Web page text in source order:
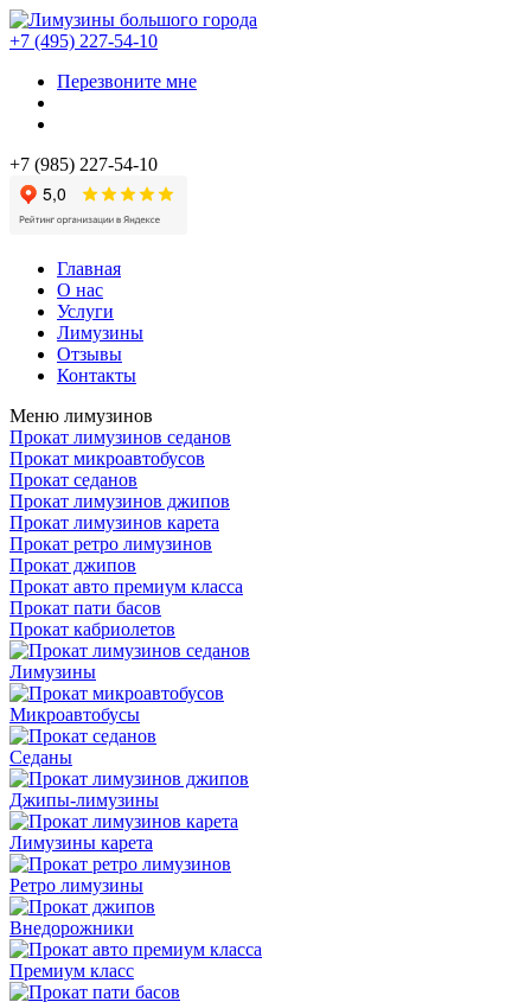
+7 (495) 227-54-10
Перезвоните мне
+7 (985) 227-54-10
Главная
О нас
Услуги
Лимузины
Отзывы
Контакты
Меню лимузинов
Прокат лимузинов седанов
Прокат микроавтобусов
Прокат седанов
Прокат лимузинов джипов
Прокат лимузинов карета
Прокат ретро лимузинов
Прокат джипов
Прокат авто премиум класса
Прокат пати басов
Прокат кабриолетов
Лимузины
Микроавтобусы
Седаны
Джипы-лимузины
Лимузины карета
Ретро лимузины
Внедорожники
Премиум класс